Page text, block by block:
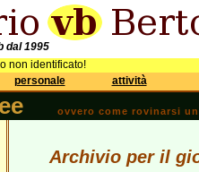
dal 1995
non identificato!
personale attività
ovvero come rovinarsi
Archivio per il